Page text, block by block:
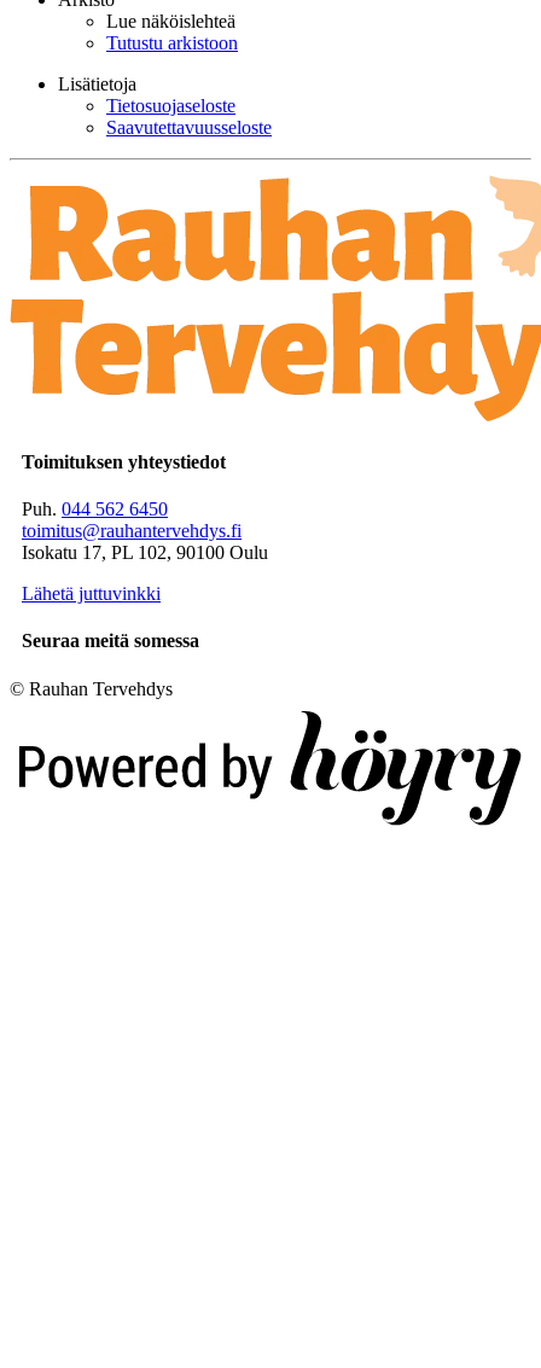
Lue näköislehteä
Tutustu arkistoon
Lisätietoja
Tietosuojaseloste
Saavutettavuusseloste
Toimituksen yhteystiedot
Puh. 044 562 6450
toimitus@rauhantervehdys.fi
Isokatu 17, PL 102, 90100 Oulu
Lähetä juttuvinkki
Seuraa meitä somessa
© Rauhan Tervehdys